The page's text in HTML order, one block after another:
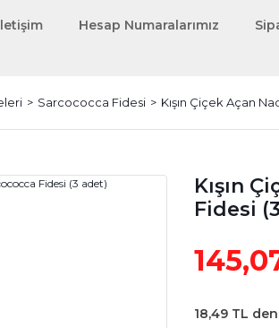
Hesap Numaralarımız
Sarcococca Fidesi Kışın Çiçek Açan
Kışın
Fidesi
18,49 TL